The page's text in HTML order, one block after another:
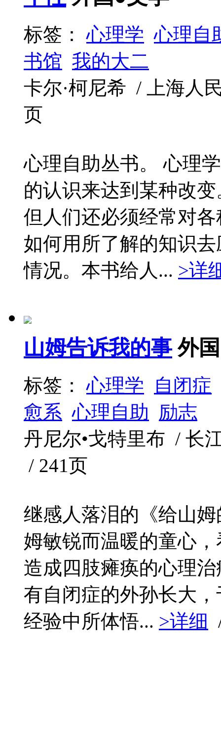
标签：心理学 心理自
书馆 我的大二
卡尔·柯尼希 / 上海人
页
心理自助丛书。 心理
的认识来达到某种改
但人们还必须经常对
如何用所了解的知识
情况。本书给人... >详
山姆告诉我的事 外
标签：心理学
自闭症
愈系 心理自助 励志
丹尼尔•戈特里布 / 长
/ 241页
继感人落泪的《给山
姆敏锐而温暖的童心
造成四肢瘫痪的心理
有自闭症的外孙长大
经验中所体悟... >详细